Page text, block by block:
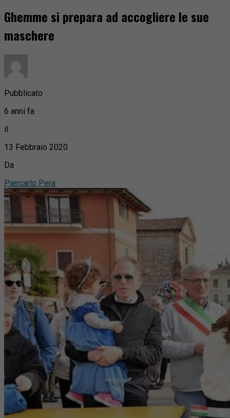
Ghemme si prepara ad accogliere le sue
maschere
Pubblicato
6 anni fa
il
13 Febbraio 2020
Da
Piercarlo Pera